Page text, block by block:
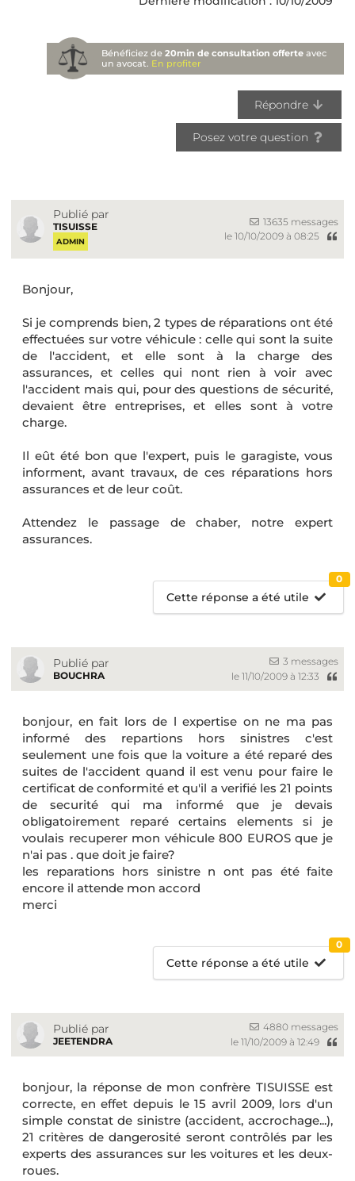
Bénéficiez de20min de consultation offerte avec
un avocat. En profiter
Répondre
Posez votre question
Publié par
TISUISSE
ADMIN
13635 messages
le 10/10/2009 à 08:25
Bonjour,
Si je comprends bien, 2 types de réparations ont été
effectuées sur votre véhicule : celle qui sont la suite
de l'accident, et elle sont à la charge des
assurances, et celles qui nont rien à voir avec
l'accident mais qui, pour des questions de sécurité,
devaient être entreprises, et elles sont à votre
charge.
Il eût été bon que l'expert, puis le garagiste, vous
informent, avant travaux, de ces réparations hors
assurances et de leur coût.
Attendez le passage de chaber, notre expert
assurances.
Cette réponse a été utile
0
Publié par
BOUCHRA
3 messages
le 11/10/2009 à 12:33
bonjour, en fait lors de l expertise on ne ma pas
informé des repartions hors sinistres c'est
seulement une fois que la voiture a été reparé des
suites de l'accident quand il est venu pour faire le
certificat de conformité et qu'il a verifié les 21 points
de securité qui ma informé que je devais
obligatoirement reparé certains elements si je
voulais recuperer mon véhicule 800 EUROS que je
n'ai pas . que doit je faire?
les reparations hors sinistre n ont pas été faite
encore il attende mon accord
merci
Cette réponse a été utile
0
Publié par
JEETENDRA
4880 messages
le 11/10/2009 à 12:49
bonjour, la réponse de mon confrère TISUISSE est
correcte, en effet depuis le 15 avril 2009, lors d'un
simple constat de sinistre (accident, accrochage...),
21 critères de dangerosité seront contrôlés par les
experts des assurances sur les voitures et les deux-
roues.